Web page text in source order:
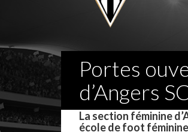
Portes
d’Angers
–
La section féminine
école de foot